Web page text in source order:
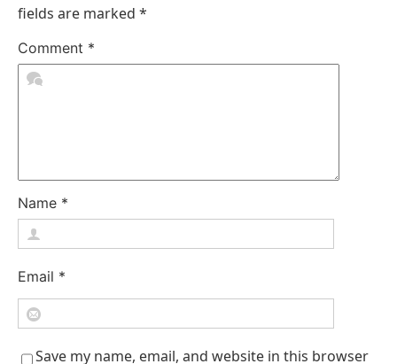
fields are marked *
Comment *
Name *
Email *
Save my name, email, and website in this browser